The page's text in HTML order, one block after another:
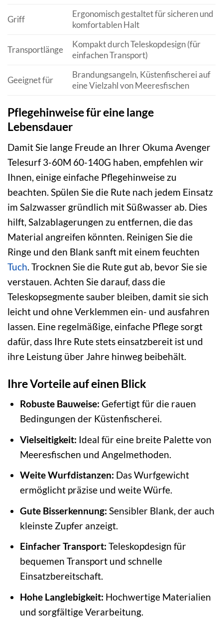
Griff
Ergonomisch gestaltet für sicheren und
komfortablen Halt
Transportlänge
Kompakt durch Teleskopdesign (für
einfachen Transport)
Geeignet für
Brandungsangeln, Küstenfischerei auf
eine Vielzahl von Meeresfischen
Pflegehinweise für eine lange
Lebensdauer
Damit Sie lange Freude an Ihrer Okuma Avenger
Telesurf 3-60M 60-140G haben, empfehlen wir
Ihnen, einige einfache Pflegehinweise zu
beachten. Spülen Sie die Rute nach jedem Einsatz
im Salzwasser gründlich mit Süßwasser ab. Dies
hilft, Salzablagerungen zu entfernen, die das
Material angreifen könnten. Reinigen Sie die
Ringe und den Blank sanft mit einem feuchten
Tuch . Trocknen Sie die Rute gut ab, bevor Sie sie
verstauen. Achten Sie darauf, dass die
Teleskopsegmente sauber bleiben, damit sie sich
leicht und ohne Verklemmen ein- und ausfahren
lassen. Eine regelmäßige, einfache Pflege sorgt
dafür, dass Ihre Rute stets einsatzbereit ist und
ihre Leistung über Jahre hinweg beibehält.
Ihre Vorteile auf einen Blick
Robuste Bauweise: Gefertigt für die rauen
Bedingungen der Küstenfischerei.
Vielseitigkeit: Ideal für eine breite Palette von
Meeresfischen und Angelmethoden.
Weite Wurfdistanzen: Das Wurfgewicht
ermöglicht präzise und weite Würfe.
Gute Bisserkennung: Sensibler Blank, der auch
kleinste Zupfer anzeigt.
Einfacher Transport: Teleskopdesign für
bequemen Transport und schnelle
Einsatzbereitschaft.
Hohe Langlebigkeit: Hochwertige Materialien
und sorgfältige Verarbeitung.